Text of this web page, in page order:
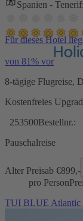
Spanien -
Für dieses Hotel
von 81% vor
8-tägige Flugreise,
Kostenfreies
253500Bestellnr.:
Pauschalreise
Alter Preisab €899,-
pro Person
TUI BLUE Atlantic